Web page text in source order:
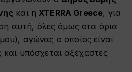
και ηXTERRA Greece, για
αυτή, όλες όμως στα όρια
αγώνας ο οποίος είναι
και υπόσχεται αξέχαστες